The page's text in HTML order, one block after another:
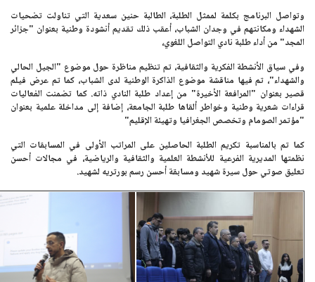
وتواصل البرنامج بكلمة لممثل الطلبة، الطالبة حنين سعدية التي تناولت تضحيات
الشهداء ومكانتهم في وجدان الشباب، أعقب ذلك تقديم أنشودة وطنية بعنوان "جزائر
المجد" من أداء طلبة نادي التواصل اللغوي،
وفي سياق الأنشطة الفكرية والثقافية، تم تنظيم مناظرة حول موضوع "الجيل الحالي
والشهداء"، تم فيها مناقشة موضوع الذاكرة الوطنية لدى الشباب، كما تم عرض فيلم
قصير بعنوان "المرافعة الأخيرة" من إعداد طلبة النادي ذاته. كما تضمنت الفعاليات
قراءات شعرية وطنية وخواطر ألقاها طلبة الجامعة، إضافة إلى مداخلة علمية بعنوان
"مؤتمر الصومام وتخصص الجغرافيا وتهيئة الإقليم"
كما تم بالمناسبة تكريم الطلبة الحاصلين على المراتب الأولى في المسابقات التي
نظمتها المديرية الفرعية للأنشطة العلمية والثقافية والرياضية، في مجالات أحسن
تعليق صوتي حول سيرة شهيد ومسابقة أحسن رسم بورتريه لشهيد.